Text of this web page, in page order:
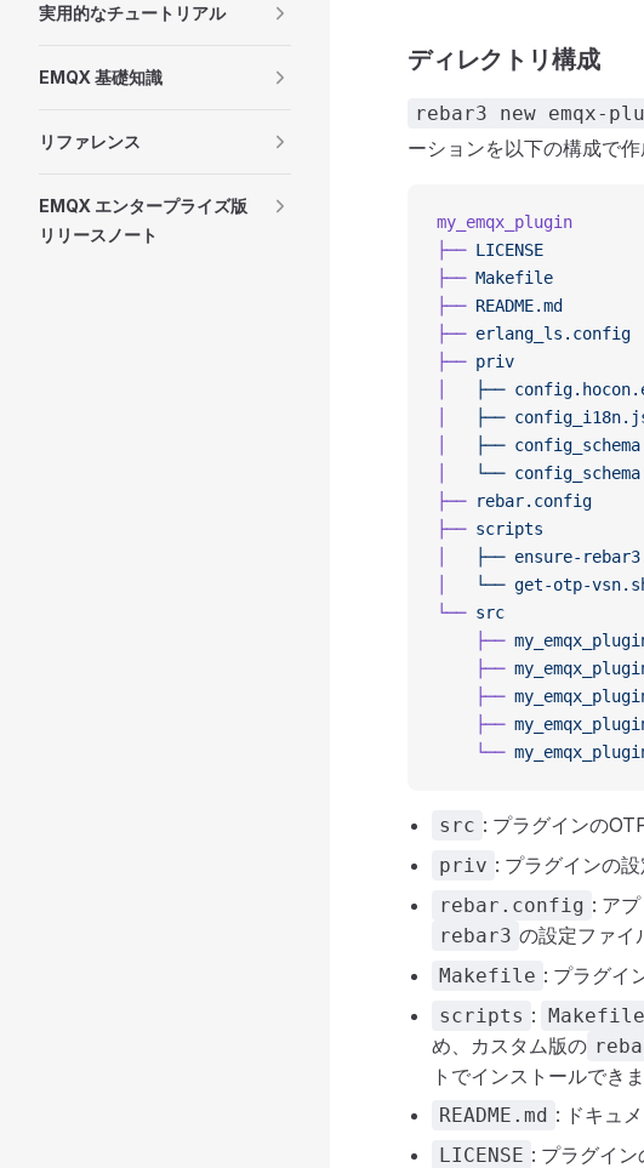
実用的なチュートリアル
EMQX 基礎知識
リファレンス
EMQX エンタープライズ版
リリースノート
ディレクトリ構成
rebar3 new emqx-
ーションを以下の構成で作
my_emqx_plugin
├── LICENSE
├── Makefile
├── README.md
├── erlang_ls.config
├── priv
   ├──
   ├──
   ├──
   └──
├── rebar.config
├── scripts
   ├──
ensure-
   └──
get-otp-
└── src
    ├──
    ├──
    ├──
    ├──
    └──
src : プラグインの
priv : プラグインの
rebar.config : ア
rebar3 の設定ファイ
Makefile : プラグイ
scripts : Makefile
め、カスタム版の
トでインストールできま
README.md : ドキュ
LICENSE : プラグイン